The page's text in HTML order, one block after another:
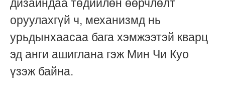
дизайндаа төдийлөн өөрчлөлт
оруулахгүй ч, механизмд нь
урьдынхаасаа бага хэмжээтэй кварц
эд анги ашиглана гэж Мин Чи Куо
үзэж байна.